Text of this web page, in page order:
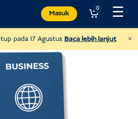
Masuk
0 ☰
pada 17 AgustusBaca lebih lanjut ×